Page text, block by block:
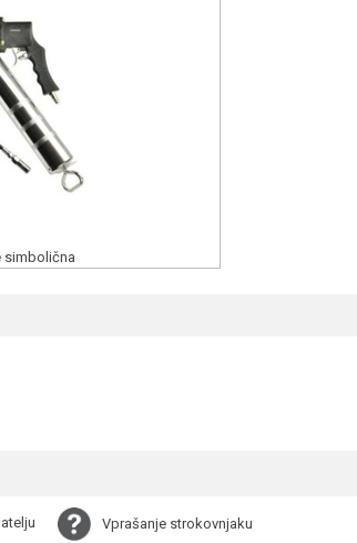
simbolična
Vprašanje strokovnjaku